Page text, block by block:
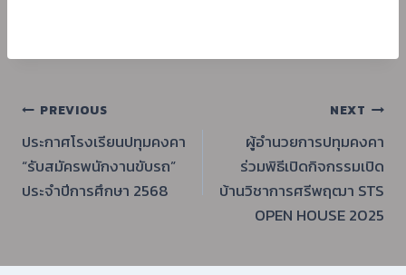
แนะแนว
เรื่อง
PREVIOUS
ประกาศโรงเรียนปทุมคงคา
“รับสมัครพนักงานขับรถ”
ประจำปีการศึกษา 2568
NEXT
ผู้อำนวยการปทุมคงคา
ร่วมพิธีเปิดกิจกรรมเปิด
บ้านวิชาการศรีพฤฒา STS
OPEN HOUSE 2025